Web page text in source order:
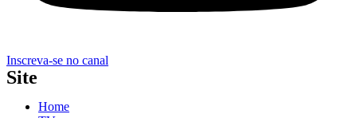
Inscreva-se no canal
Site
Home